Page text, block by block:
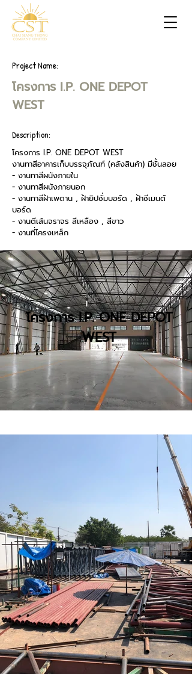
Project Name:
โครงการ I.P. ONE DEPOT
WEST
Description:
โครงการ I.P. ONE DEPOT WEST
งานทาสีอาคารเก็บบรรจุภัณฑ์ (คลังสินค้า) มีชั้นลอย
- งานทาสีผนังภายใน
- งานทาสีผนังภายนอก
- งานทาสีฝ้าเพดาน , ฝ้ายิปซั่มบอร์ด , ฝ้าซีเมนต์
บอร์ด
- งานตีเส้นจราจร สีเหลือง , สีขาว
- งานที่โครงเหล็ก
โครงการ I.P. ONE DEPOT
WEST